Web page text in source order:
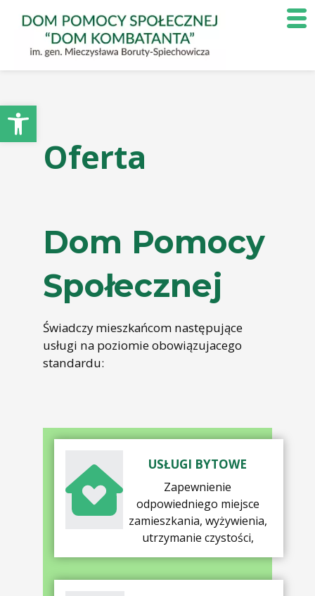
Otwórz pasek narzędzi
Oferta
Dom Pomocy
Społecznej
Świadczy mieszkańcom następujące
usługi na poziomie obowiązujacego
standardu:
USŁUGI BYTOWE
Zapewnienie
odpowiedniego miejsce
zamieszkania, wyżywienia,
utrzymanie czystości,